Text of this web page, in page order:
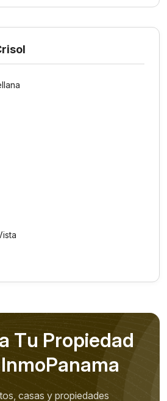
a Tu Propiedad
InmoPanama
casas y propiedades